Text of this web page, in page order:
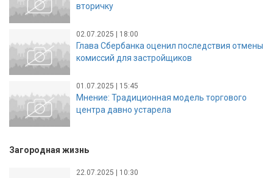
вторичку
02.07.2025 | 18:00
Глава Сбербанка оценил последствия отмены
комиссий для застройщиков
01.07.2025 | 15:45
Мнение: Традиционная модель торгового
центра давно устарела
Загородная жизнь
22.07.2025 | 10:30